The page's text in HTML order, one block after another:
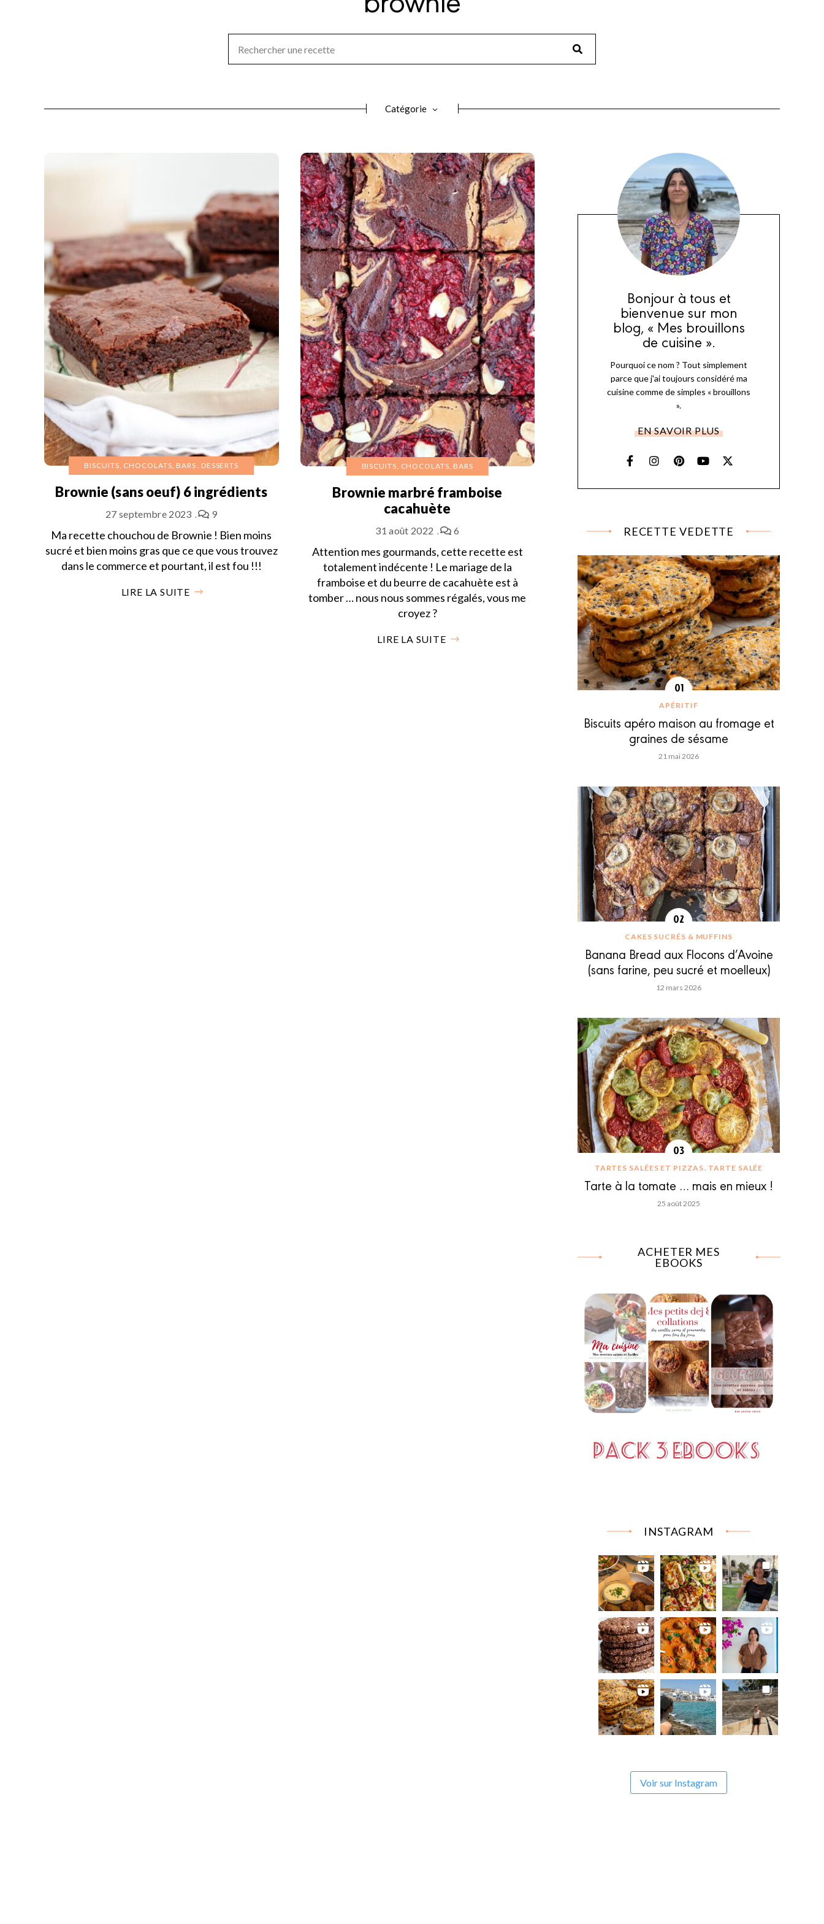
Catégorie
BISCUITS, CHOCOLATS, BARS DESSERTS
Brownie (sans oeuf) 6 ingrédients
27 septembre 2023 9
Ma recette chouchou de Brownie ! Bien moins
sucré et bien moins gras que ce que vous trouvez
dans le commerce et pourtant, il est fou !!!
LIRE LA SUITE
BISCUITS, CHOCOLATS, BARS
Brownie marbré framboise
cacahuète
31 août 2022 6
Attention mes gourmands, cette recette est
totalement indécente ! Le mariage de la
framboise et du beurre de cacahuète est à
tomber … nous nous sommes régalés, vous me
croyez ?
LIRE LA SUITE
Bonjour à tous et
bienvenue sur mon
blog, « Mes brouillons
de cuisine ».
Pourquoi ce nom ? Tout simplement
parce que j'ai toujours considéré ma
cuisine comme de simples « brouillons
».
EN SAVOIR PLUS
RECETTE VEDETTE
APÉRITIF
Biscuits apéro maison au fromage et
graines de sésame
21 mai 2026
CAKES SUCRÉS & MUFFINS
Banana Bread aux Flocons d’Avoine
(sans farine, peu sucré et moelleux)
12 mars 2026
TARTES SALÉES ET PIZZAS TARTE SALÉE
Tarte à la tomate … mais en mieux !
25 août 2025
ACHETER MES
EBOOKS
INSTAGRAM
Voir sur Instagram